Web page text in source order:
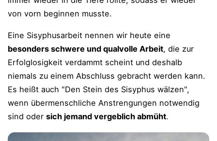
von vorn beginnen musste.
Eine Sisyphusarbeit nennen wir heute eine
besonders schwere und qualvolle Arbeit, die zur
Erfolglosigkeit verdammt scheint und deshalb
niemals zu einem Abschluss gebracht werden kann.
Es heißt auch "Den Stein des Sisyphus wälzen",
wenn übermenschliche Anstrengungen notwendig
sind oder sich jemand vergeblich abmüht.